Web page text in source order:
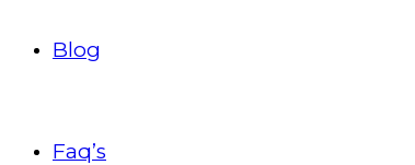
Blog
Faq’s